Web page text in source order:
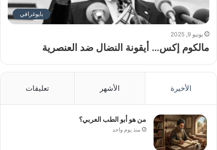
بايوغرافي
يونيو 9, 2025
مالكوم إكس… أيقونة النضال ضد العنصرية
الأخيرة الأشهر تعليقات
من هو أبو الطب العربي؟
منذ يوم واحد